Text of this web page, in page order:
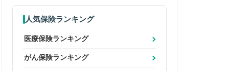
人気保険ランキング
医療保険ランキング
がん保険ランキング